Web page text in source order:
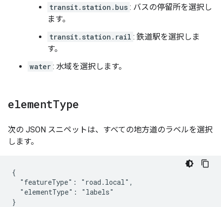
transit.station.bus : バスの停留所を選択し
ます。
transit.station.rail : 鉄道駅を選択しま
す。
water : 水域を選択します。
elementType
次の JSON スニペットは、すべての地方道のラベルを選択
します。
{
  "featureType": "road.local",
  "elementType": "labels"
}